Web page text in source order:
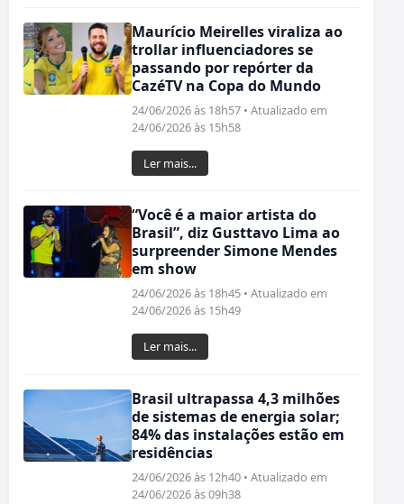
Maurício Meirelles viraliza ao
trollar influenciadores se
passando por repórter da
CazéTV na Copa do Mundo
24/06/2026 às 18h57 • Atualizado em
24/06/2026 às 15h58
Ler mais...
“Você é a maior artista do
Brasil”, diz Gusttavo Lima ao
surpreender Simone Mendes
em show
24/06/2026 às 18h45 • Atualizado em
24/06/2026 às 15h49
Ler mais...
Brasil ultrapassa 4,3 milhões
de sistemas de energia solar;
84% das instalações estão em
residências
24/06/2026 às 12h40 • Atualizado em
24/06/2026 às 09h38